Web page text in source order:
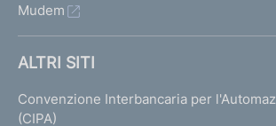
Mudem
ALTRI SITI
Convenzione Interbancaria per
(CIPA)